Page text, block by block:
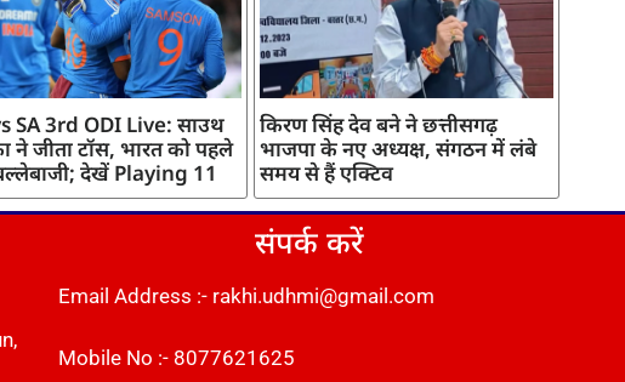
SA 3rd ODI Live: साउथ
ने जीता टॉस, भारत को पहले
देखें Playing 11
किरण सिंह देव बने ने छत्तीसगढ़
भाजपा के नए अध्यक्ष, संगठन में लंबे
समय से हैं एक्टिव
संपर्क करें
Email Address :- rakhi.udhmi@gmail.com
Mobile No :- 8077621625